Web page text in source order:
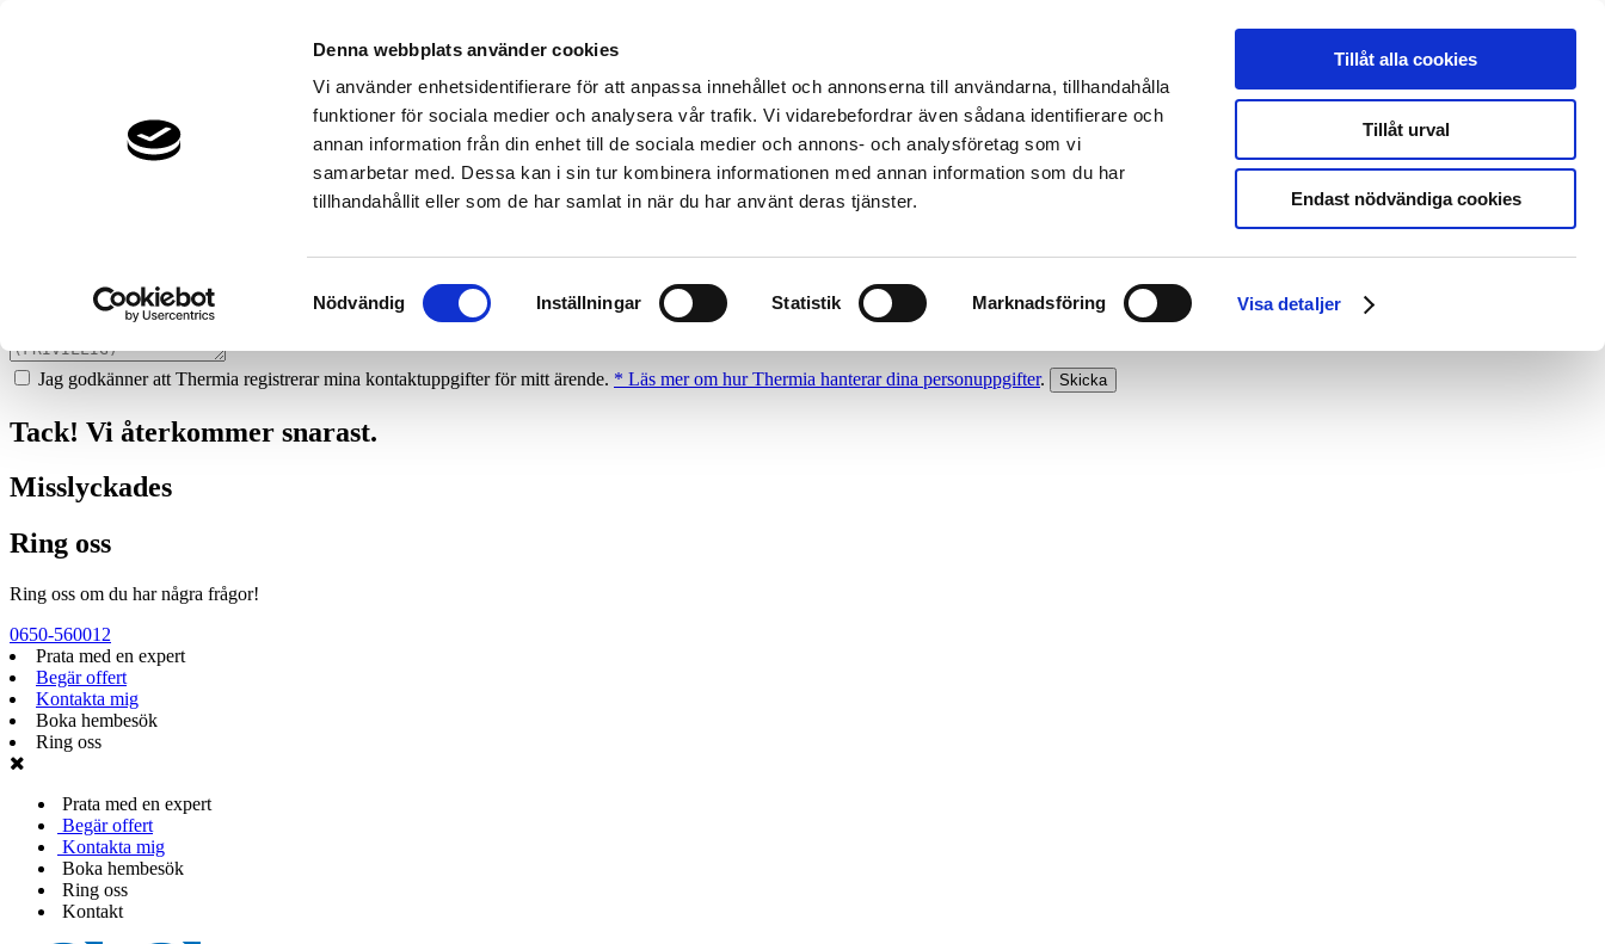
Denna webbplats använder cookies
Vi använder enhetsidentifierare för att anpassa innehållet och annonserna till användarna, tillhandahålla
funktioner för sociala medier och analysera vår trafik. Vi vidarebefordrar även sådana identifierare och
annan information från din enhet till de sociala medier och annons- och analysföretag som vi
samarbetar med. Dessa kan i sin tur kombinera informationen med annan information som du har
tillhandahållit eller som de har samlat in när du har använt deras tjänster.
Samtyckesval
Nödvändig Inställningar Statistik Marknadsföring Visa detaljer
Tillåt alla cookies
Tillåt urval
Endast nödvändiga cookies
Vi ger dig gärna goda råd - helt kostnadsfritt.
Vi hjälper dig att räkna ut mycket du kan spara med en värmepump!
Jag godkänner att Thermia registrerar mina kontaktuppgifter för mitt ärende. * Läs mer om hur Thermia hanterar dina personuppgifter.
Tack! Vi återkommer snarast.
Misslyckades
Ring oss
Ring oss om du har några frågor!
0650-560012
Prata med en expert
Begär offert
Kontakta mig
Boka hembesök
Ring oss
Prata med en expert
Begär offert
Kontakta mig
Boka hembesök
Ring oss
Kontakt